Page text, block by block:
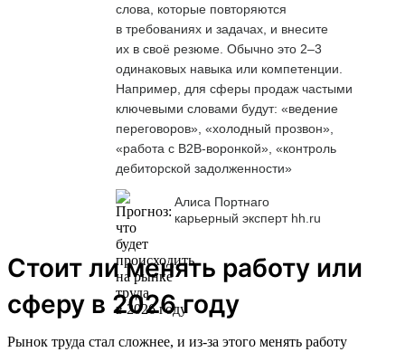
слова, которые повторяются
в требованиях и задачах, и внесите
их в своё резюме. Обычно это 2–3
одинаковых навыка или компетенции.
Например, для сферы продаж частыми
ключевыми словами будут: «ведение
переговоров», «холодный прозвон»,
«работа с B2B-воронкой», «контроль
дебиторской задолженности»
Алиса Портнаго
карьерный эксперт hh.ru
Стоит ли менять работу или
сферу в 2026 году
Рынок труда стал сложнее, и из-за этого менять работу